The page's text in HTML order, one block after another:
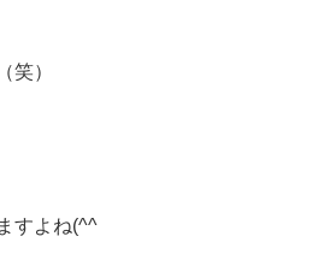
笑）
すよね(^^ゞ